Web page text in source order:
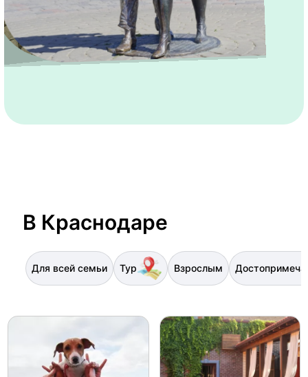
В Краснодаре
Для всей семьи Тур Взрослым